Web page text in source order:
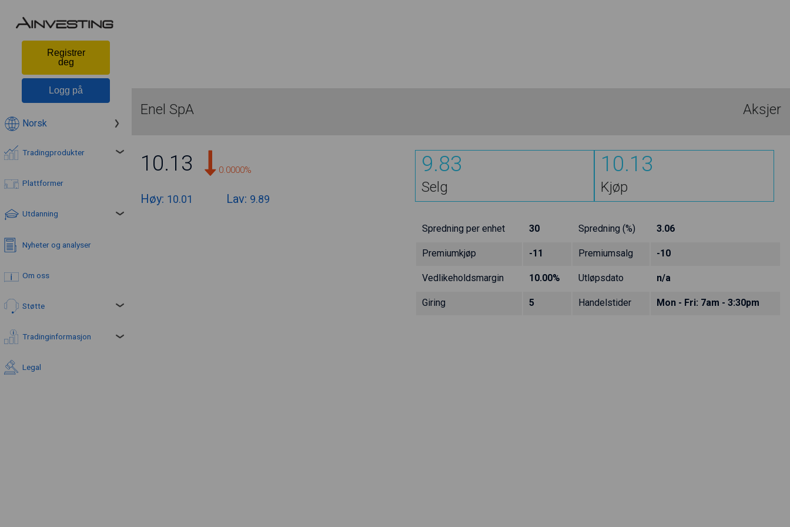
Registrer
deg
Logg på
Norsk
Tradingprodukter
Plattformer
Utdanning
Nyheter og analyser
Om oss
Støtte
Tradinginformasjon
Legal
Enel SpA Aksjer
10.13 0.0000%
Høy: 10.01 Lav: 9.89
9.83
Selg
10.13
Kjøp
Spredning per enhet 30 Spredning (%) 3.06
Premiumkjøp -11 Premiumsalg -10
Vedlikeholdsmargin 10.00% Utløpsdato n/a
Giring 5 Handelstider Mon - Fri: 7am - 3:30pm